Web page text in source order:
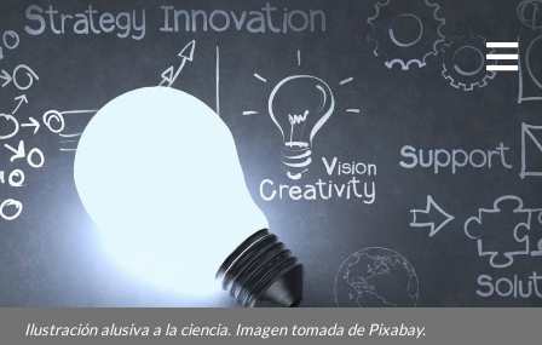
Ilustración alusiva a la ciencia. Imagen tomada de Pixabay.